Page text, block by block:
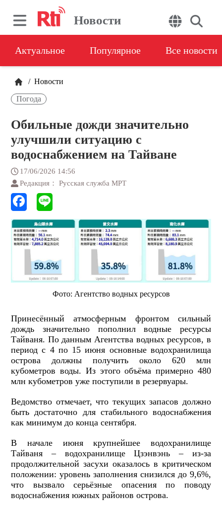
Новости
Актуальное Популярное Все новости
/ Новости
Погода
Обильные дожди значительно
улучшили ситуацию с
водоснабжением на Тайване
17/06/2026 14:56
Редакция： Русская служба МРТ
Фото: Агентство водных ресурсов
Принесённый атмосферным фронтом сильный
дождь значительно пополнил водные ресурсы
Тайваня. По данным Агентства водных ресурсов, в
период с 4 по 15 июня основные водохранилища
острова должны получить около 620 млн
кубометров воды. Из этого объёма примерно 480
млн кубометров уже поступили в резервуары.
Ведомство отмечает, что текущих запасов должно
быть достаточно для стабильного водоснабжения
как минимум до конца сентября.
В начале июня крупнейшее водохранилище
Тайваня – водохранилище Цзэнвэнь – из-за
продолжительной засухи оказалось в критическом
положении: уровень заполнения снизился до 9,6%,
что вызвало серьёзные опасения по поводу
водоснабжения южных районов острова.